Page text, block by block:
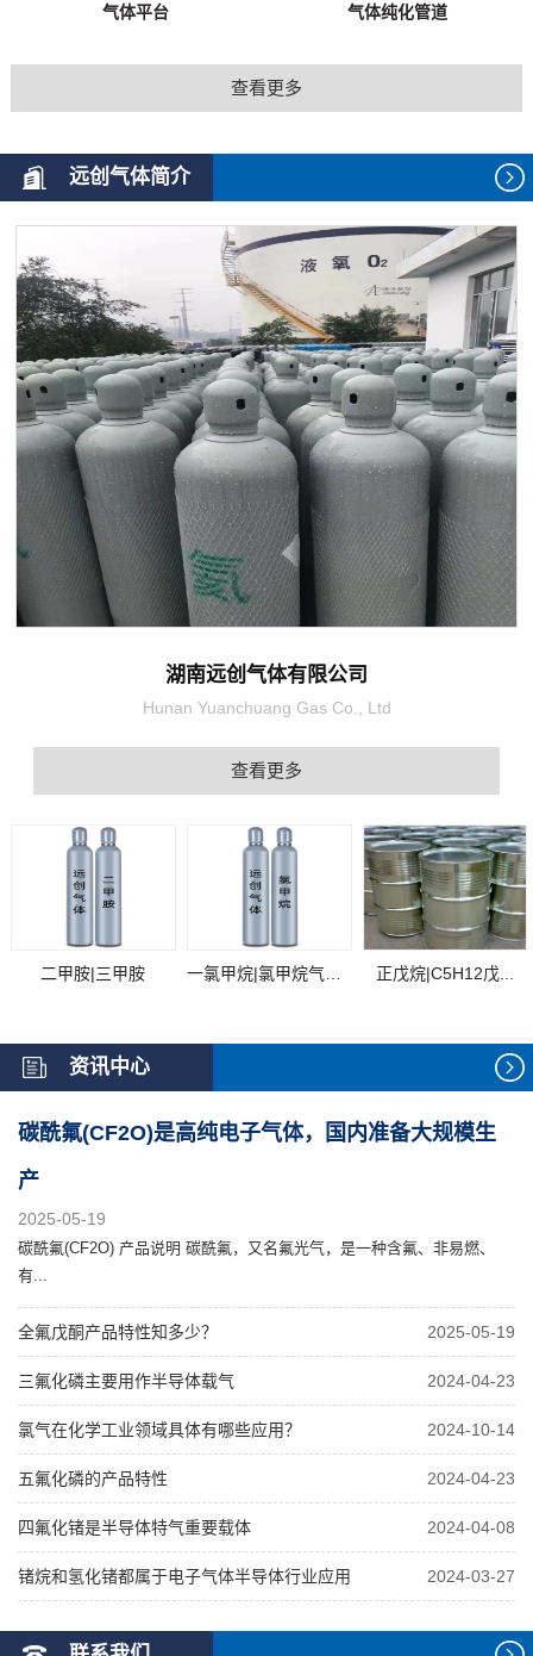
气体平台 气体纯化管道
查看更多
远创气体简介
湖南远创气体有限公司
Hunan Yuanchuang Gas Co., Ltd
查看更多
二甲胺|三甲胺 正戊烷|C5H12戊...
资讯中心
碳酰氟(CF2O)是高纯电子气体，国内准备大规模生
产
2025-05-19
碳酰氟(CF2O) 产品说明 碳酰氟，又名氟光气，是一种含氟、非易燃、
有...
全氟戊酮产品特性知多少？ 2025-05-19
三氟化磷主要用作半导体载气 2024-04-23
氯气在化学工业领域具体有哪些应用？ 2024-10-14
五氟化磷的产品特性 2024-04-23
四氟化锗是半导体特气重要载体 2024-04-08
锗烷和氢化锗都属于电子气体半导体行业应用 2024-03-27